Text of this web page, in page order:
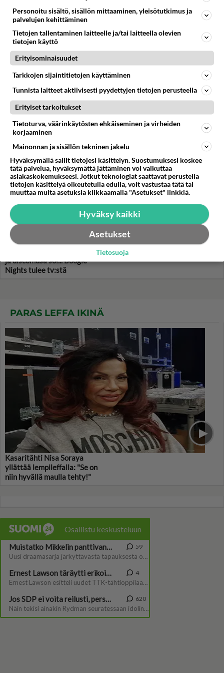
Valitse oma tähtimerkkisi ja lue päivän horoskooppi!
Avoin seksi ja kokaiini
kirittävät pornotähden uraa -
ja discomusa soi... Boogie
Nights tulee tv:stä
PARAS LEFFA IKINÄ
Kasaritähti Nisa Soraya
yllättää lempileffalla: "Se on
niin hyvällä maulla tehty!"
Personoitu sisältö, sisällön mittaaminen, yleisötutkimus ja
palvelujen kehittäminen
Tietojen tallentaminen laitteelle ja/tai laitteella olevien
tietojen käyttö
Erityisominaisuudet
Tarkkojen sijaintitietojen käyttäminen
Tunnista laitteet aktiivisesti pyydettyjen tietojen perusteella
Erityiset tarkoitukset
Tietoturva, väärinkäytösten ehkäiseminen ja virheiden
korjaaminen
Mainonnan ja sisällön tekninen jakelu
Hyväksymällä sallit tietojesi käsittelyn. Suostumuksesi koskee
tätä palvelua, hyväksymättä jättäminen voi vaikuttaa
asiakaskokemukseesi. Jotkut teknologiat saattavat perustella
tietojen käsittelyä oikeutetulla edulla, voit vastustaa tätä tai
muuttaa muita asetuksia klikkaamalla "Asetukset" linkkiä.
Hyväksy kaikki
Asetukset
Tietosuoja